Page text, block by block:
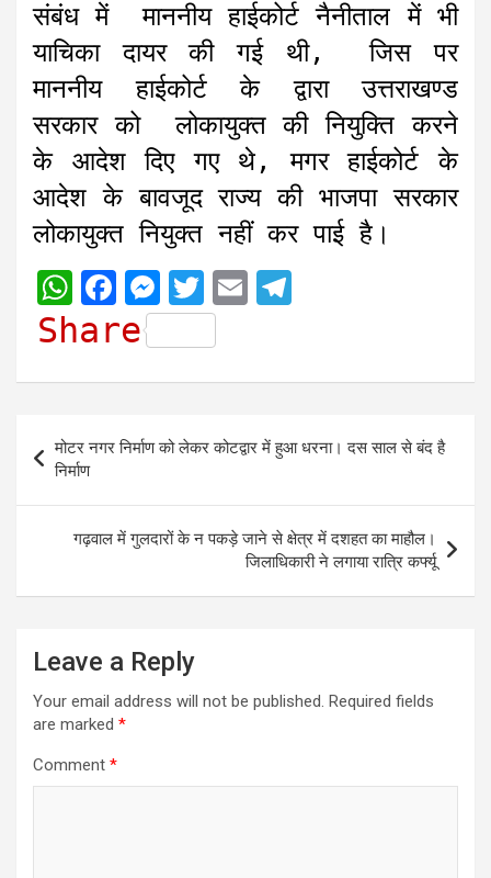
संबंध में माननीय हाईकोर्ट नैनीताल में भी
याचिका दायर की गई थी, जिस पर
माननीय हाईकोर्ट के द्वारा उत्तराखण्ड
सरकार को लोकायुक्त की नियुक्ति करने
के आदेश दिए गए थे, मगर हाईकोर्ट के
आदेश के बावजूद राज्य की भाजपा सरकार
लोकायुक्त नियुक्त नहीं कर पाई है।
W
h
t
A
p
p
F
a
e
b
o
o
k
M
e
s
s
e
n
g
e
T
w
i
t
t
e
r
E
i
l
e
r
a
m
Share
Post
navigation
मोटर नगर निर्माण को लेकर कोटद्वार में हुआ धरना। दस साल से बंद है
निर्माण
गढ़वाल में गुलदारों के न पकड़े जाने से क्षेत्र में दशहत का माहौल।
जिलाधिकारी ने लगाया रात्रि कर्फ्यू
Leave a Reply
Your email address will not be published. Required fields
are marked *
Comment *